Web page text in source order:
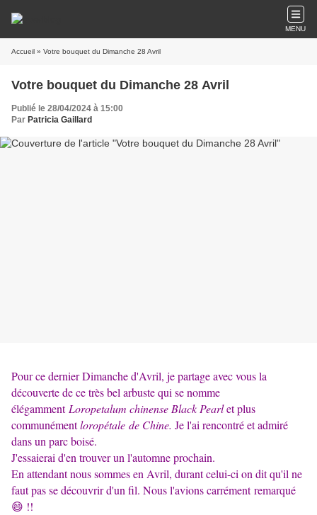
MENU
Accueil » Votre bouquet du Dimanche 28 Avril
Votre bouquet du Dimanche 28 Avril
Publié le 28/04/2024 à 15:00
Par Patricia Gaillard
Pour ce dernier Dimanche d'Avril, je partage avec vous la
découverte de ce très bel arbuste qui se nomme
élégamment Loropetalum chinense Black Pearlet plus
communémentloropétale de Chine. Je l'ai rencontré et admiré
dans un parc boisé.
J'essaierai d'en trouver un l'automne prochain.
En attendant nous sommes en Avril, durant celui-ci on dit qu'il ne
faut pas se découvrir d'un fil. Nous l'avions carrément remarqué
😄 !!